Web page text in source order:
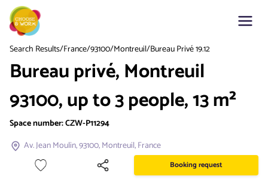
Search Results/France/93100/Montreuil/Bureau Privé 19.12
Bureau privé, Montreuil
93100, up to 3 people, 13 m²
Space number:CZW-P11294
Av. Jean Moulin, 93100, Montreuil, France
Booking request